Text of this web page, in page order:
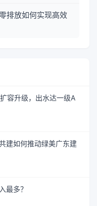
排放如何实现高效
容升级，出水达一级A
建如何推动绿美广东建
最多？